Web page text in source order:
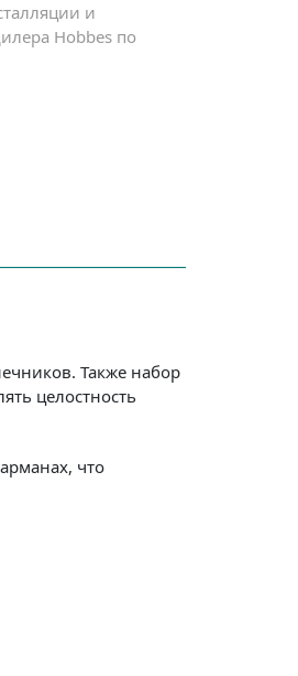
и
Hobbes по
Также набор
целостность
что